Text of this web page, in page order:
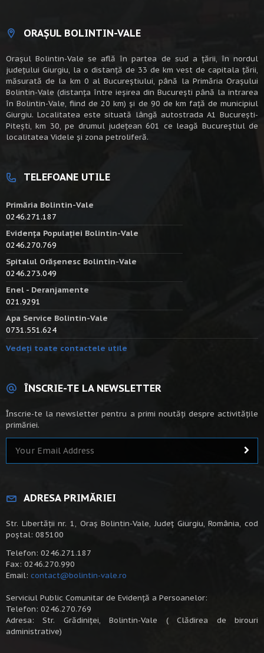
ORAȘUL BOLINTIN-VALE
Oraşul Bolintin-Vale se află în partea de sud a ţării, în nordul
judeţului Giurgiu, la o distanţă de 33 de km vest de capitala țării,
măsurată de la km 0 al Bucureștiului, până la Primăria Orașului
Bolintin-Vale (distanța între ieșirea din București până la intrarea
în Bolintin-Vale, fiind de 20 km) şi de 90 de km faţă de municipiul
Giurgiu. Localitatea este situată lângă autostrada A1 Bucureşti-
Piteşti, km 30, pe drumul judeţean 601 ce leagă Bucureştiul de
localitatea Videle şi zona petroliferă.
TELEFOANE UTILE
Primăria Bolintin-Vale
0246.271.187
Evidența Populației Bolintin-Vale
0246.270.769
Spitalul Orășenesc Bolintin-Vale
0246.273.049
Enel - Deranjamente
021.9291
Apa Service Bolintin-Vale
0731.551.624
Vedeți toate contactele utile
ÎNSCRIE-TE LA NEWSLETTER
Înscrie-te la newsletter pentru a primi noutăți despre activitățile
primăriei.
ADRESA PRIMĂRIEI
Str. Libertății nr. 1, Oraș Bolintin-Vale, Județ Giurgiu, România, cod
poștal: 085100
Telefon: 0246.271.187
Fax: 0246.270.990
Email: contact@bolintin-vale.ro
Serviciul Public Comunitar de Evidență a Persoanelor:
Telefon: 0246.270.769
Adresa: Str. Grădiniței, Bolintin-Vale ( Clădirea de birouri
administrative)